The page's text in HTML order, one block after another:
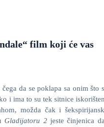
film koji će vas
da se poklapa sa onim što
i ima to su tek sitnice
možda čak i
Gladijatoru 2 jeste činjenica